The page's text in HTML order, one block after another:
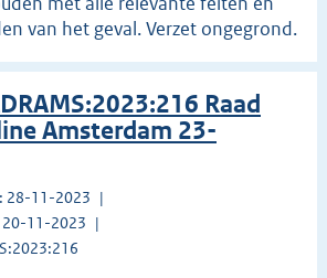
van het geval. Verzet ongegrond.
Raad
Amsterdam 23-
28-11-2023
20-11-2023